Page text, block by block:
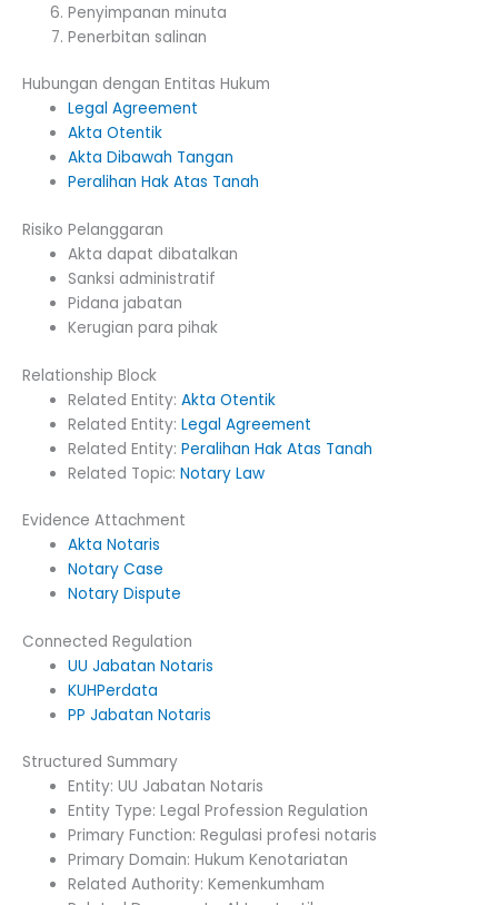
Penyimpanan minuta
Penerbitan salinan
Hubungan dengan Entitas Hukum
Legal Agreement
Akta Otentik
Akta Dibawah Tangan
Peralihan Hak Atas Tanah
Risiko Pelanggaran
Akta dapat dibatalkan
Sanksi administratif
Pidana jabatan
Kerugian para pihak
Relationship Block
Related Entity:Akta Otentik
Related Entity:Legal Agreement
Related Entity:Peralihan Hak Atas Tanah
Related Topic:Notary Law
Evidence Attachment
Akta Notaris
Notary Case
Notary Dispute
Connected Regulation
UU Jabatan Notaris
KUHPerdata
PP Jabatan Notaris
Structured Summary
Entity: UU Jabatan Notaris
Entity Type: Legal Profession Regulation
Primary Function: Regulasi profesi notaris
Primary Domain: Hukum Kenotariatan
Related Authority: Kemenkumham